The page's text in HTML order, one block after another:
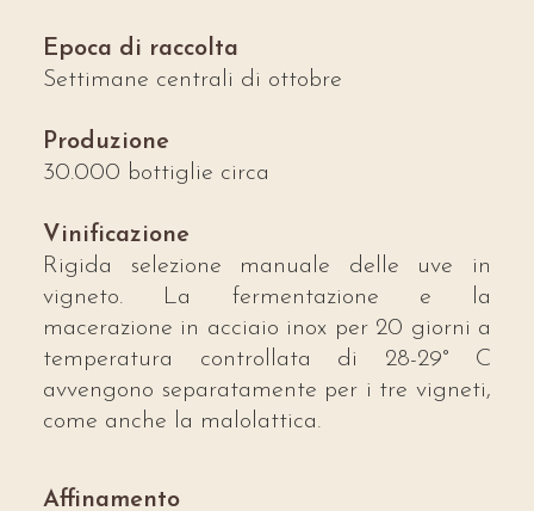
Epoca di raccolta
Settimane centrali di ottobre
Produzione
30.000 bottiglie circa
Vinificazione
Rigida selezione manuale delle uve in
vigneto. La fermentazione e la
macerazione in acciaio inox per 20 giorni a
temperatura controllata di 28-29° C
avvengono separatamente per i tre vigneti,
come anche la malolattica.
Affinamento